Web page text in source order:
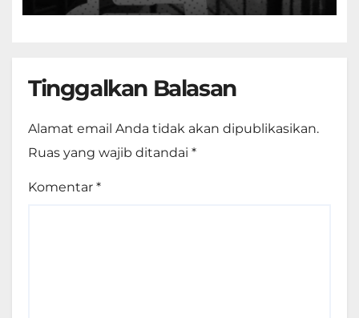
Tinggalkan Balasan
Alamat email Anda tidak akan dipublikasikan.
Ruas yang wajib ditandai *
Komentar *